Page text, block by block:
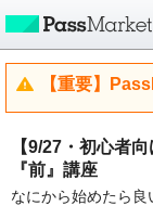
【重要】
【9/27・初心者
『前』講座
なにから始めたら